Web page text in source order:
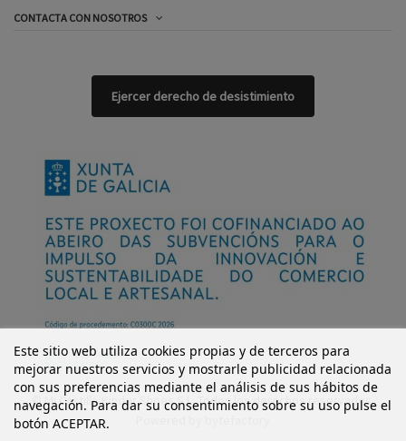
CONTACTA CON NOSOTROS
Este sitio web utiliza cookies propias y de terceros para
mejorar nuestros servicios y mostrarle publicidad relacionada
con sus preferencias mediante el análisis de sus hábitos de
navegación. Para dar su consentimiento sobre su uso pulse el
botón ACEPTAR.
Ejercer derecho de desistimiento
© Mi Castillo Kinder Shoes S.L. Todos los derechos reservados.